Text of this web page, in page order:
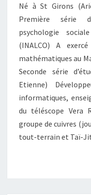
Né à St Girons
Première série
psychologie
(INALCO) A
mathématiques au
Seconde série
Etienne)
informatiques,
du téléscope Vera
groupe de cuivres
tout-terrain et Taï-